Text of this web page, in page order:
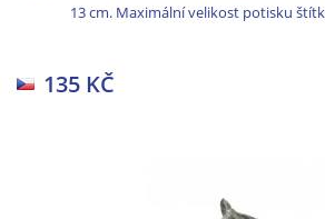
13 cm. Maximální velikost potisku
135 KČ